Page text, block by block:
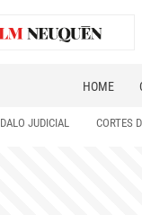
HOME
JUDICIAL CORTES